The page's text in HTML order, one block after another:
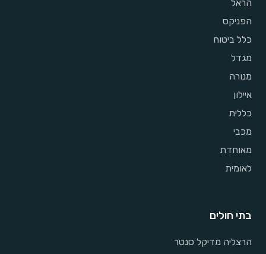
הראל
הפניקס
כלל ביטוח
מגדל
מנורה
איילון
כללית
מכבי
מאוחדת
לאומית
בתי חולים
הרצליה מדיקל סנטר